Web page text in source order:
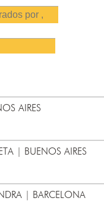
AIRES
| BUENOS AIRES
| BARCELONA